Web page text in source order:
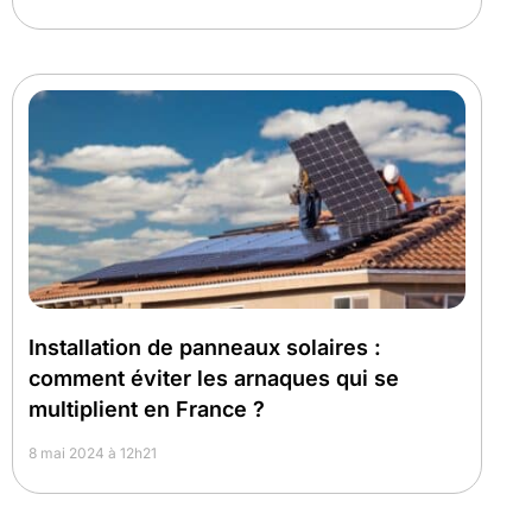
Installation de panneaux solaires :
comment éviter les arnaques qui se
multiplient en France ?
8 mai 2024 à 12h21